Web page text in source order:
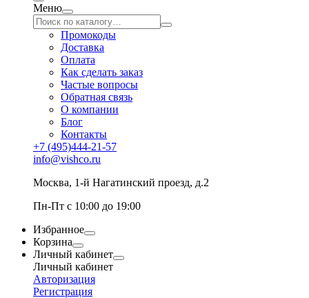
Меню
Промокоды
Доставка
Оплата
Как сделать заказ
Частые вопросы
Обратная связь
О компании
Блог
Контакты
+7 (495)444-21-57
info@vishco.ru
Москва, 1-й Нагатинский проезд, д.2
Пн-Пт с 10:00 до 19:00
Избранное
Корзина
Личный кабинет
Личный кабинет
Авторизация
Регистрация